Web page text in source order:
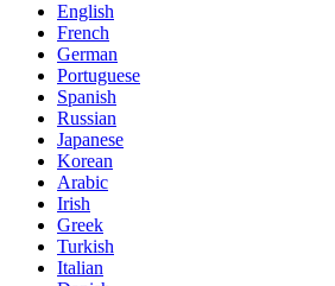
English
French
German
Portuguese
Spanish
Russian
Japanese
Korean
Arabic
Irish
Greek
Turkish
Italian